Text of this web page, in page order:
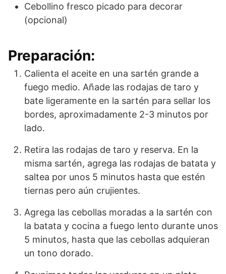
Cebollino fresco picado para decorar
(opcional)
Preparación:
Calienta el aceite en una sartén grande a
fuego medio. Añade las rodajas de taro y
bate ligeramente en la sartén para sellar los
bordes, aproximadamente 2-3 minutos por
lado.
Retira las rodajas de taro y reserva. En la
misma sartén, agrega las rodajas de batata y
saltea por unos 5 minutos hasta que estén
tiernas pero aún crujientes.
Agrega las cebollas moradas a la sartén con
la batata y cocina a fuego lento durante unos
5 minutos, hasta que las cebollas adquieran
un tono dorado.